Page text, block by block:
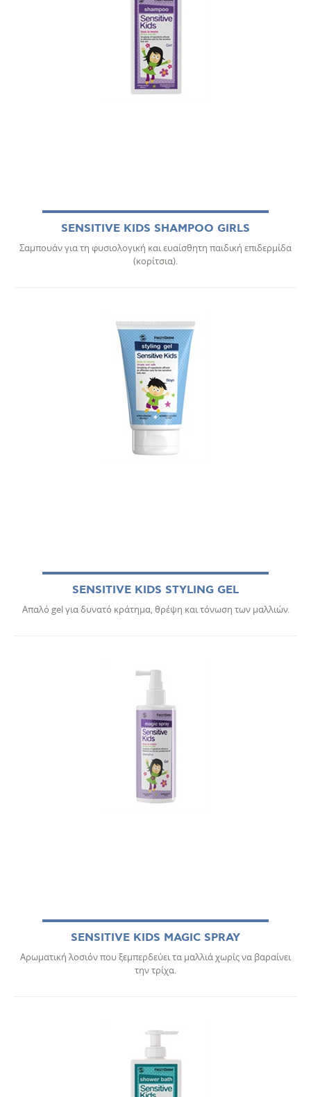
SENSITIVE KIDS SHAMPOO GIRLS
Σαμπουάν για τη φυσιολογική και ευαίσθητη παιδική επιδερμίδα
(κορίτσια).
SENSITIVE KIDS STYLING GEL
Απαλό gel για δυνατό κράτημα, θρέψη και τόνωση των μαλλιών.
SENSITIVE KIDS MAGIC SPRAY
Αρωματική λοσιόν που ξεμπερδεύει τα μαλλιά χωρίς να βαραίνει
την τρίχα.